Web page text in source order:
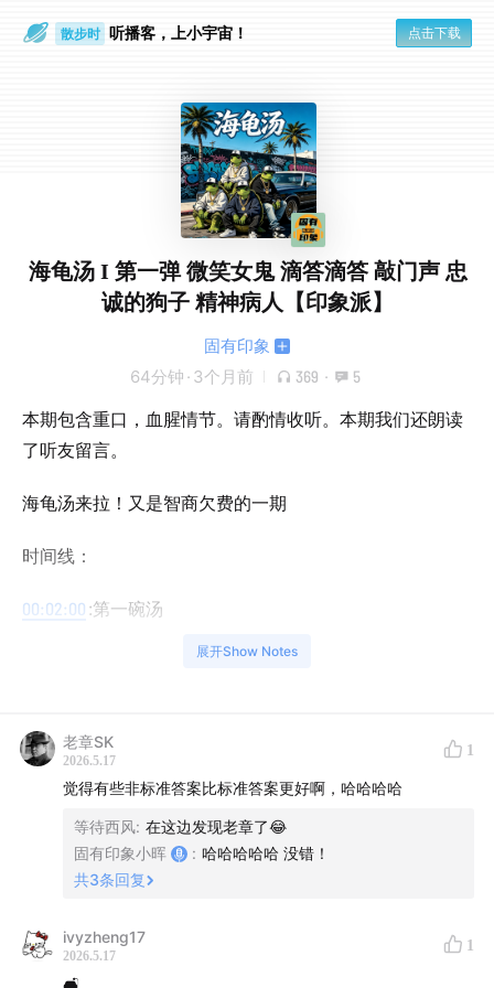
散步时 听播客，上小宇宙！ 点击下载
海龟汤 I 第一弹 微笑女鬼 滴答滴答 敲门声 忠
诚的狗子 精神病人【印象派】
固有印象
64分钟 · 3个月前 369 · 5
本期包含重口，血腥情节。请酌情收听。本期我们还朗读
了听友留言。
海龟汤来拉！又是智商欠费的一期
时间线：
00:02:00 :第一碗汤
00:12:00:第四碗汤
00:16:20:第五碗汤
00:21:45:第六碗汤
00:25:27 :第七碗汤
00:29:25
展开Show Notes
老章SK
2026.5.17
1
觉得有些非标准答案比标准答案更好啊，哈哈哈哈
等待西风: 在这边发现老章了😂
固有印象小晖
: 哈哈哈哈哈 没错！
共3条回复
ivyzheng17
2026.5.17
1
🛋️